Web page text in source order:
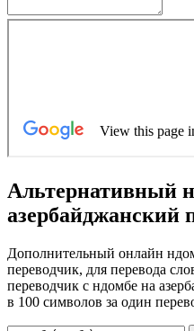
Альтернативный
азербайджанский
Дополнительный онлайн
переводчик, для перевода
переводчик с ндомбе на
в 100 символов за один